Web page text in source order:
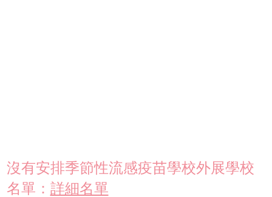
沒有安排季節性流感疫苗學校外展學校
名單： 詳細名單